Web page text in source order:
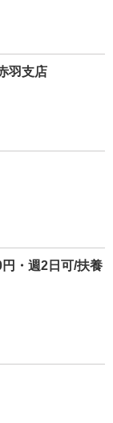
羽支店
・週2日可/扶養